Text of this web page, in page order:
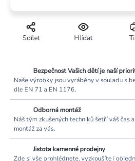
Hlídat
Sdílet
Bezpečnost Vašich dětí je naší
Naše výrobky jsou vyráběny v souladu s
dle EN 71 a EN 1176.
Odborná montáž
Náš tým zkušených techniků šetří váš čas
montáž za vás.
Jistota kamenné prodejny
Zde si vše prohlédnete, vyzkoušíte i